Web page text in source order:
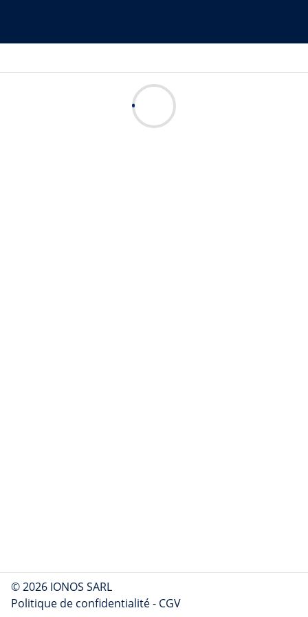
© 2026 IONOS SARL
Politique de confidentialité- CGV